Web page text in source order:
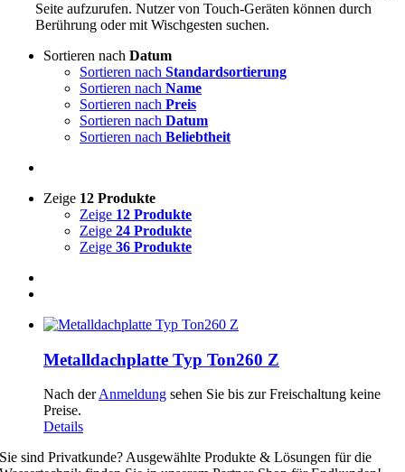
Seite aufzurufen. Nutzer von Touch-Geräten können durch
Berührung oder mit Wischgesten suchen.
Sortieren nach Datum
Sortieren nach Standardsortierung
Sortieren nach Name
Sortieren nach Preis
Sortieren nach Datum
Sortieren nach Beliebtheit
Zeige 12 Produkte
Zeige 12 Produkte
Zeige 24 Produkte
Zeige 36 Produkte
Metalldachplatte Typ Ton260 Z
Nach derAnmeldung sehen Sie bis zur Freischaltung keine
Preise.
Details
Sie sind Privatkunde? Ausgewählte Produkte & Lösungen für die